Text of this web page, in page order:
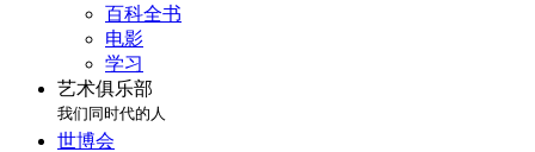
百科全书
电影
学习
艺术俱乐部
我们同时代的人
世博会